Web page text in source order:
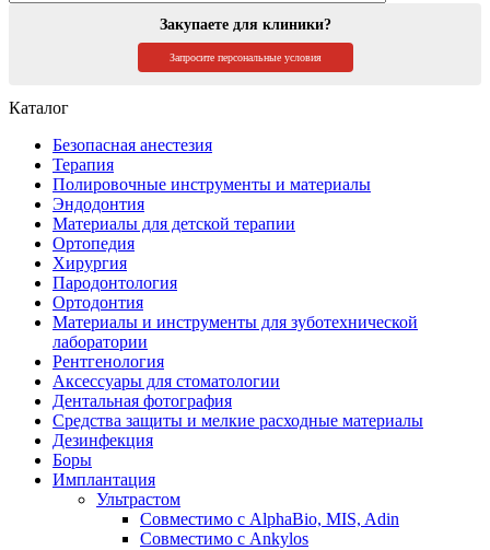
Закупаете для клиники?
Запросите персональные условия
Каталог
Безопасная анестезия
Терапия
Полировочные инструменты и материалы
Эндодонтия
Материалы для детской терапии
Ортопедия
Хирургия
Пародонтология
Ортодонтия
Материалы и инструменты для зуботехнической
лаборатории
Рентгенология
Аксессуары для стоматологии
Дентальная фотография
Средства защиты и мелкие расходные материалы
Дезинфекция
Боры
Имплантация
Ультрастом
Совместимо с AlphaBio, MIS, Adin
Совместимо с Ankylos